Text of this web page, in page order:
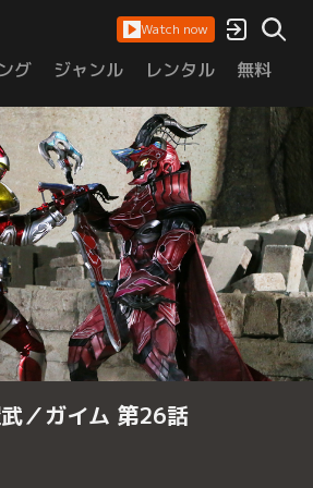
Watch now
グ ジャンル レンタル 無料
／ガイム 第26話